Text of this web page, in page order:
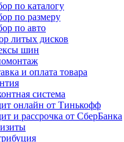
по каталогу
по размеру
по авто
литых дисков
шин
и оплата товара
система
онлайн от Тинькофф
и рассрочка от СберБанка